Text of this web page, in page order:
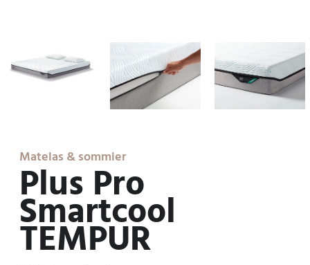
Matelas & sommier
Plus Pro
Smartcool
TEMPUR